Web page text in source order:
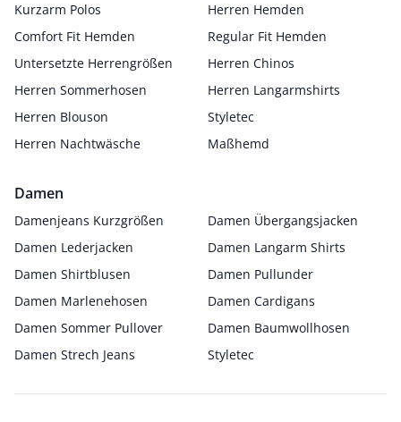
Kurzarm Polos
Herren Hemden
Comfort Fit Hemden
Regular Fit Hemden
Untersetzte Herrengrößen
Herren Chinos
Herren Sommerhosen
Herren Langarmshirts
Herren Blouson
Styletec
Herren Nachtwäsche
Maßhemd
Damen
Damenjeans Kurzgrößen
Damen Übergangsjacken
Damen Lederjacken
Damen Langarm Shirts
Damen Shirtblusen
Damen Pullunder
Damen Marlenehosen
Damen Cardigans
Damen Sommer Pullover
Damen Baumwollhosen
Damen Strech Jeans
Styletec